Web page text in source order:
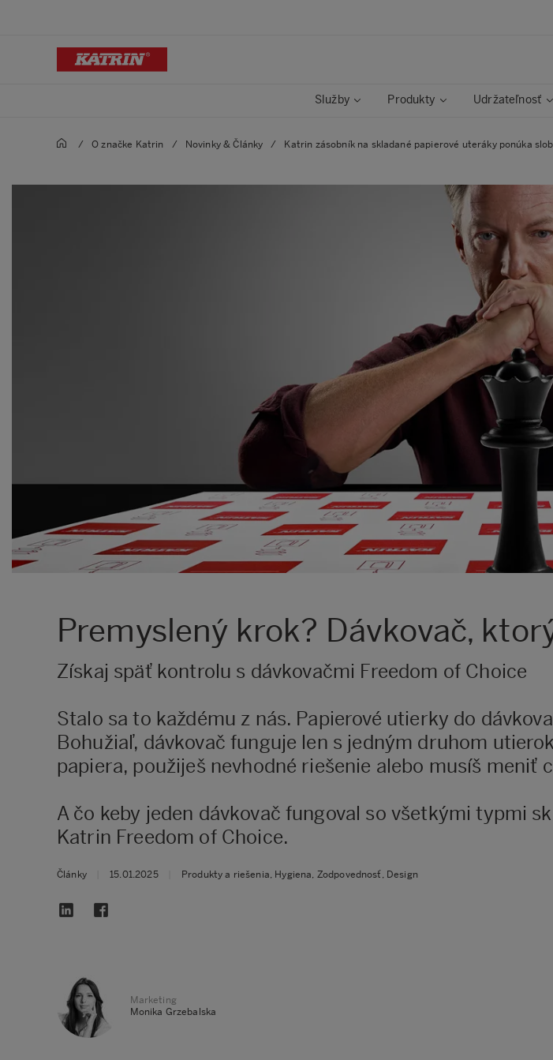
Služby Produkty Udržateľnosť
/ O značke Katrin / Novinky & Články / Katrin zásobník na skladané papierové uteráky ponúka
Premyslený krok? Dávkovač,
Získaj späť kontrolu s dávkovačmi Freedom of Choice
Stalo sa to každému z nás. Papierové utierky do
Bohužiaľ, dávkovač funguje len s jedným druhom
papiera, použiješ nevhodné riešenie alebo musíš meniť
A čo keby jeden dávkovač fungoval so všetkými typmi
Katrin Freedom of Choice.
Články 15.01.2025 Produkty a riešenia, Hygiena, Zodpovednosť, Design
Marketing
Monika Grzebalska